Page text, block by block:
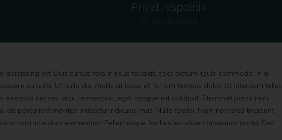
Privatlivspolitik
adipiscing elit. Duis cursus felis in risus feugiat, eget dictum ligula commodo. In a
eu nulla. Ut nulla dui, mollis at lacus et, rutrum tempus dolor. Ut interdum tellus
euismod nisi nec arcu fermentum, eget congue elit volutpat. Etiam vel porta nibh.
dis parturient montes, nascetur ridiculus mus. Nulla facilisi. Nam non arcu tincidunt
rutrum interdum elementum. Pellentesque facilisis leo vitae consequat porta. Sed